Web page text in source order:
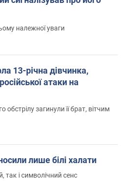
належної уваги
13-річна дівчинка,
атаки на
обстрілу загинули її брат, вітчим
лише білі халати
так і символічний сенс